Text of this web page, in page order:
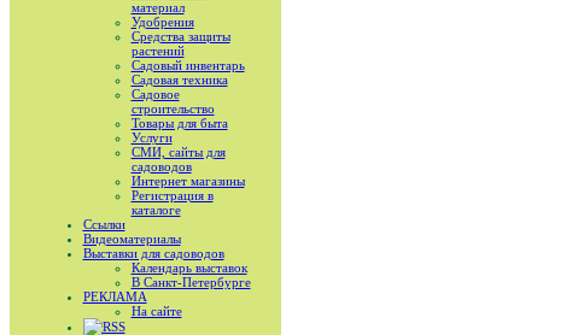
материал
Удобрения
Средства защиты
растений
Садовый инвентарь
Садовая техника
Садовое
строительство
Товары для быта
Услуги
СМИ, сайты для
садоводов
Интернет магазины
Регистрация в
каталоге
Ссылки
Видеоматериалы
Выставки для садоводов
Календарь выставок
В Санкт-Петербурге
РЕКЛАМА
На сайте
RSS